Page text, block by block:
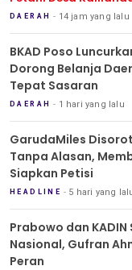
DAERAH 14 jam yang lalu
BKAD Poso
Dorong Belanja
Tepat Sasaran
DAERAH 1 hari yang lalu
GarudaMiles
Tanpa Alasan,
Siapkan Petisi
HEADLINE 5 hari yang
Prabowo dan
Nasional, Gufran
Peran